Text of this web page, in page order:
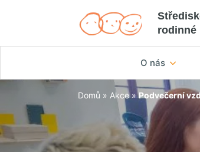
rodinné
O nás
Domů » Akce » Podvečerní